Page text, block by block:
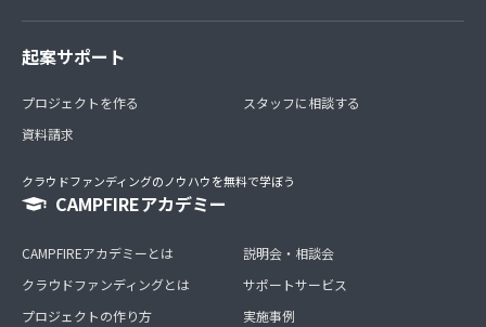
起案サポート
プロジェクトを作る
資料請求
スタッフに相談する
クラウドファンディングのノウハウを無料で学ぼう
CAMPFIREアカデミー
CAMPFIREアカデミーとは
クラウドファンディングとは
プロジェクトの作り方
説明会・相談会
サポートサービス
実施事例